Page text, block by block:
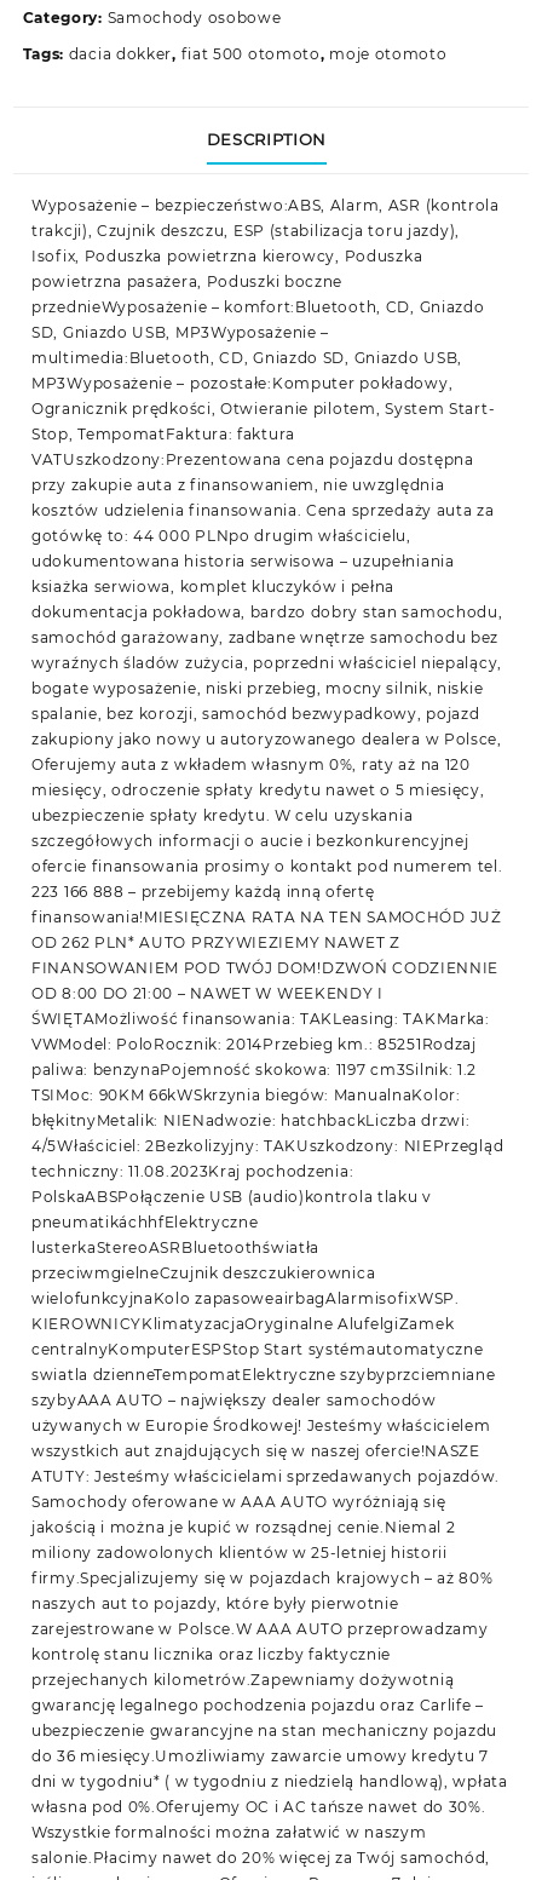
Category: Samochody osobowe
Tags: dacia dokker, fiat 500 otomoto, moje otomoto
DESCRIPTION
Wyposażenie – bezpieczeństwo:ABS, Alarm, ASR (kontrola
trakcji), Czujnik deszczu, ESP (stabilizacja toru jazdy),
Isofix, Poduszka powietrzna kierowcy, Poduszka
powietrzna pasażera, Poduszki boczne
przednieWyposażenie – komfort:Bluetooth, CD, Gniazdo
SD, Gniazdo USB, MP3Wyposażenie –
multimedia:Bluetooth, CD, Gniazdo SD, Gniazdo USB,
MP3Wyposażenie – pozostałe:Komputer pokładowy,
Ogranicznik prędkości, Otwieranie pilotem, System Start-
Stop, TempomatFaktura: faktura
VATUszkodzony:Prezentowana cena pojazdu dostępna
przy zakupie auta z finansowaniem, nie uwzględnia
kosztów udzielenia finansowania. Cena sprzedaży auta za
gotówkę to: 44 000 PLNpo drugim właścicielu,
udokumentowana historia serwisowa – uzupełniania
ksiażka serwiowa, komplet kluczyków i pełna
dokumentacja pokładowa, bardzo dobry stan samochodu,
samochód garażowany, zadbane wnętrze samochodu bez
wyraźnych śladów zużycia, poprzedni właściciel niepalący,
bogate wyposażenie, niski przebieg, mocny silnik, niskie
spalanie, bez korozji, samochód bezwypadkowy, pojazd
zakupiony jako nowy u autoryzowanego dealera w Polsce,
Oferujemy auta z wkładem własnym 0%, raty aż na 120
miesięcy, odroczenie spłaty kredytu nawet o 5 miesięcy,
ubezpieczenie spłaty kredytu. W celu uzyskania
szczegółowych informacji o aucie i bezkonkurencyjnej
ofercie finansowania prosimy o kontakt pod numerem tel.
223 166 888 – przebijemy każdą inną ofertę
finansowania!MIESIĘCZNA RATA NA TEN SAMOCHÓD JUŻ
OD 262 PLN* AUTO PRZYWIEZIEMY NAWET Z
FINANSOWANIEM POD TWÓJ DOM!DZWOŃ CODZIENNIE
OD 8:00 DO 21:00 – NAWET W WEEKENDY I
ŚWIĘTAMożliwość finansowania: TAKLeasing: TAKMarka:
VWModel: PoloRocznik: 2014Przebieg km.: 85251Rodzaj
paliwa: benzynaPojemność skokowa: 1197 cm3Silnik: 1.2
TSIMoc: 90KM 66kWSkrzynia biegów: ManualnaKolor:
błękitnyMetalik: NIENadwozie: hatchbackLiczba drzwi:
4/5Właściciel: 2Bezkolizyjny: TAKUszkodzony: NIEPrzegląd
techniczny: 11.08.2023Kraj pochodzenia:
PolskaABSPołączenie USB (audio)kontrola tlaku v
pneumatikáchhfElektryczne
lusterkaStereoASRBluetoothświatła
przeciwmgielneCzujnik deszczukierownica
wielofunkcyjnaKolo zapasoweairbagAlarmisofixWSP.
KIEROWNICYKlimatyzacjaOryginalne AlufelgiZamek
centralnyKomputerESPStop Start systémautomatyczne
swiatla dzienneTempomatElektryczne szybyprzciemniane
szybyAAA AUTO – największy dealer samochodów
używanych w Europie Środkowej! Jesteśmy właścicielem
wszystkich aut znajdujących się w naszej ofercie!NASZE
ATUTY: Jesteśmy właścicielami sprzedawanych pojazdów.
Samochody oferowane w AAA AUTO wyróżniają się
jakością i można je kupić w rozsądnej cenie.Niemal 2
miliony zadowolonych klientów w 25-letniej historii
firmy.Specjalizujemy się w pojazdach krajowych – aż 80%
naszych aut to pojazdy, które były pierwotnie
zarejestrowane w Polsce.W AAA AUTO przeprowadzamy
kontrolę stanu licznika oraz liczby faktycznie
przejechanych kilometrów.Zapewniamy dożywotnią
gwarancję legalnego pochodzenia pojazdu oraz Carlife –
ubezpieczenie gwarancyjne na stan mechaniczny pojazdu
do 36 miesięcy.Umożliwiamy zawarcie umowy kredytu 7
dni w tygodniu* ( w tygodniu z niedzielą handlową), wpłata
własna pod 0%.Oferujemy OC i AC tańsze nawet do 30%.
Wszystkie formalności można załatwić w naszym
salonie.Płacimy nawet do 20% więcej za Twój samochód,